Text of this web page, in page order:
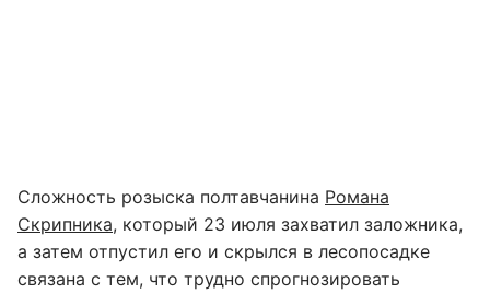
Сложность розыска полтавчанина Романа
Скрипника, который 23 июля захватил заложника,
а затем отпустил его и скрылся в лесопосадке
связана с тем, что трудно спрогнозировать